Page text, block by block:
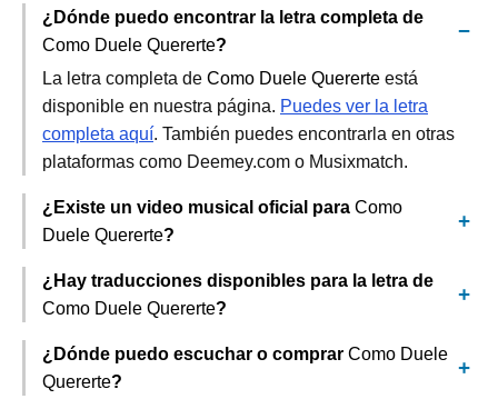
¿Dónde puedo encontrar la letra completa de
Como Duele Quererte?
La letra completa de Como Duele Quererte está
disponible en nuestra página. Puedes ver la letra
completa aquí. También puedes encontrarla en otras
plataformas como Deemey.com o Musixmatch.
¿Existe un video musical oficial para Como
Duele Quererte?
¿Hay traducciones disponibles para la letra de
Como Duele Quererte?
¿Dónde puedo escuchar o comprar Como Duele
Quererte?